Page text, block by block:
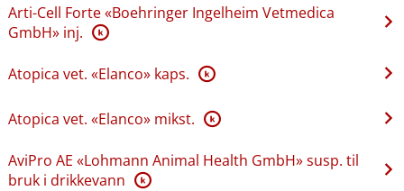
Arti-Cell Forte «Boehringer Ingelheim Vetmedica
GmbH» inj. K
Atopica vet. «Elanco» kaps. K
Atopica vet. «Elanco» mikst. K
AviPro AE «Lohmann Animal Health GmbH» susp. til
bruk i drikkevann K